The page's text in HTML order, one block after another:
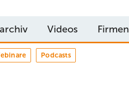
Videos Firmen
Podcasts